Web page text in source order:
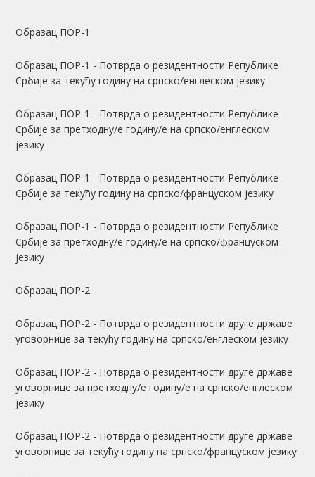
Образац ПОР-1
Образац ПОР-1 - Потврда о резидентности Републике
Србије за текућу годину на српско/енглеском језику
Образац ПОР-1 - Потврда о резидентности Републике
Србије за претходну/е годину/е на српско/енглеском
језику
Образац ПОР-1 - Потврда о резидентности Републике
Србије за текућу годину на српско/француском језику
Образац ПОР-1 - Потврда о резидентности Републике
Србије за претходну/е годину/е на српско/француском
језику
Образац ПОР-2
Образац ПОР-2 - Потврда о резидентности друге државе
уговорнице за текућу годину на српско/енглеском језику
Образац ПОР-2 - Потврда о резидентности друге државе
уговорнице за претходну/е годину/е на српско/енглеском
језику
Образац ПОР-2 - Потврда о резидентности друге државе
уговорнице за текућу годину на српско/француском језику